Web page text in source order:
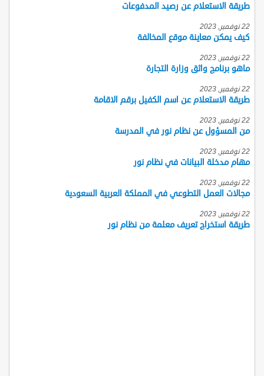
طريقة الاستعلام عن رصيد المدفوعات
22 نوفمبر, 2023
كيف يمكن معاينة موقع المخالفة
22 نوفمبر, 2023
ماهو برنامج واثق وزارة التجارة
22 نوفمبر, 2023
طريقة الاستعلام عن اسم الكفيل برقم الاقامة
22 نوفمبر, 2023
من المسؤول عن نظام نور في المدرسة
22 نوفمبر, 2023
مهام مدخلة البيانات في نظام نور
22 نوفمبر, 2023
مجالات العمل التطوعي في المملكة العربية السعودية
22 نوفمبر, 2023
طريقة استخراج تعريف معلمة من نظام نور